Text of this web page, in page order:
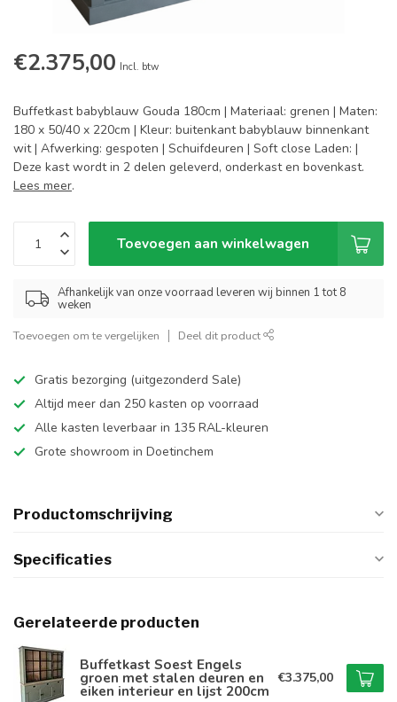
€2.375,00 Incl. btw
Buffetkast babyblauw Gouda 180cm | Materiaal: grenen | Maten:
180 x 50/40 x 220cm | Kleur: buitenkant babyblauw binnenkant
wit | Afwerking: gespoten | Schuifdeuren | Soft close Laden: |
Deze kast wordt in 2 delen geleverd, onderkast en bovenkast.
Lees meer.
Toevoegen aan winkelwagen
Afhankelijk van onze voorraad leveren wij binnen 1 tot 8
weken
Toevoegen om te vergelijken Deel dit product
Gratis bezorging (uitgezonderd Sale)
Altijd meer dan 250 kasten op voorraad
Alle kasten leverbaar in 135 RAL-kleuren
Grote showroom in Doetinchem
Productomschrijving
Specificaties
Gerelateerde producten
Buffetkast Soest Engels
groen met stalen deuren en
eiken interieur en lijst 200cm
€3.375,00